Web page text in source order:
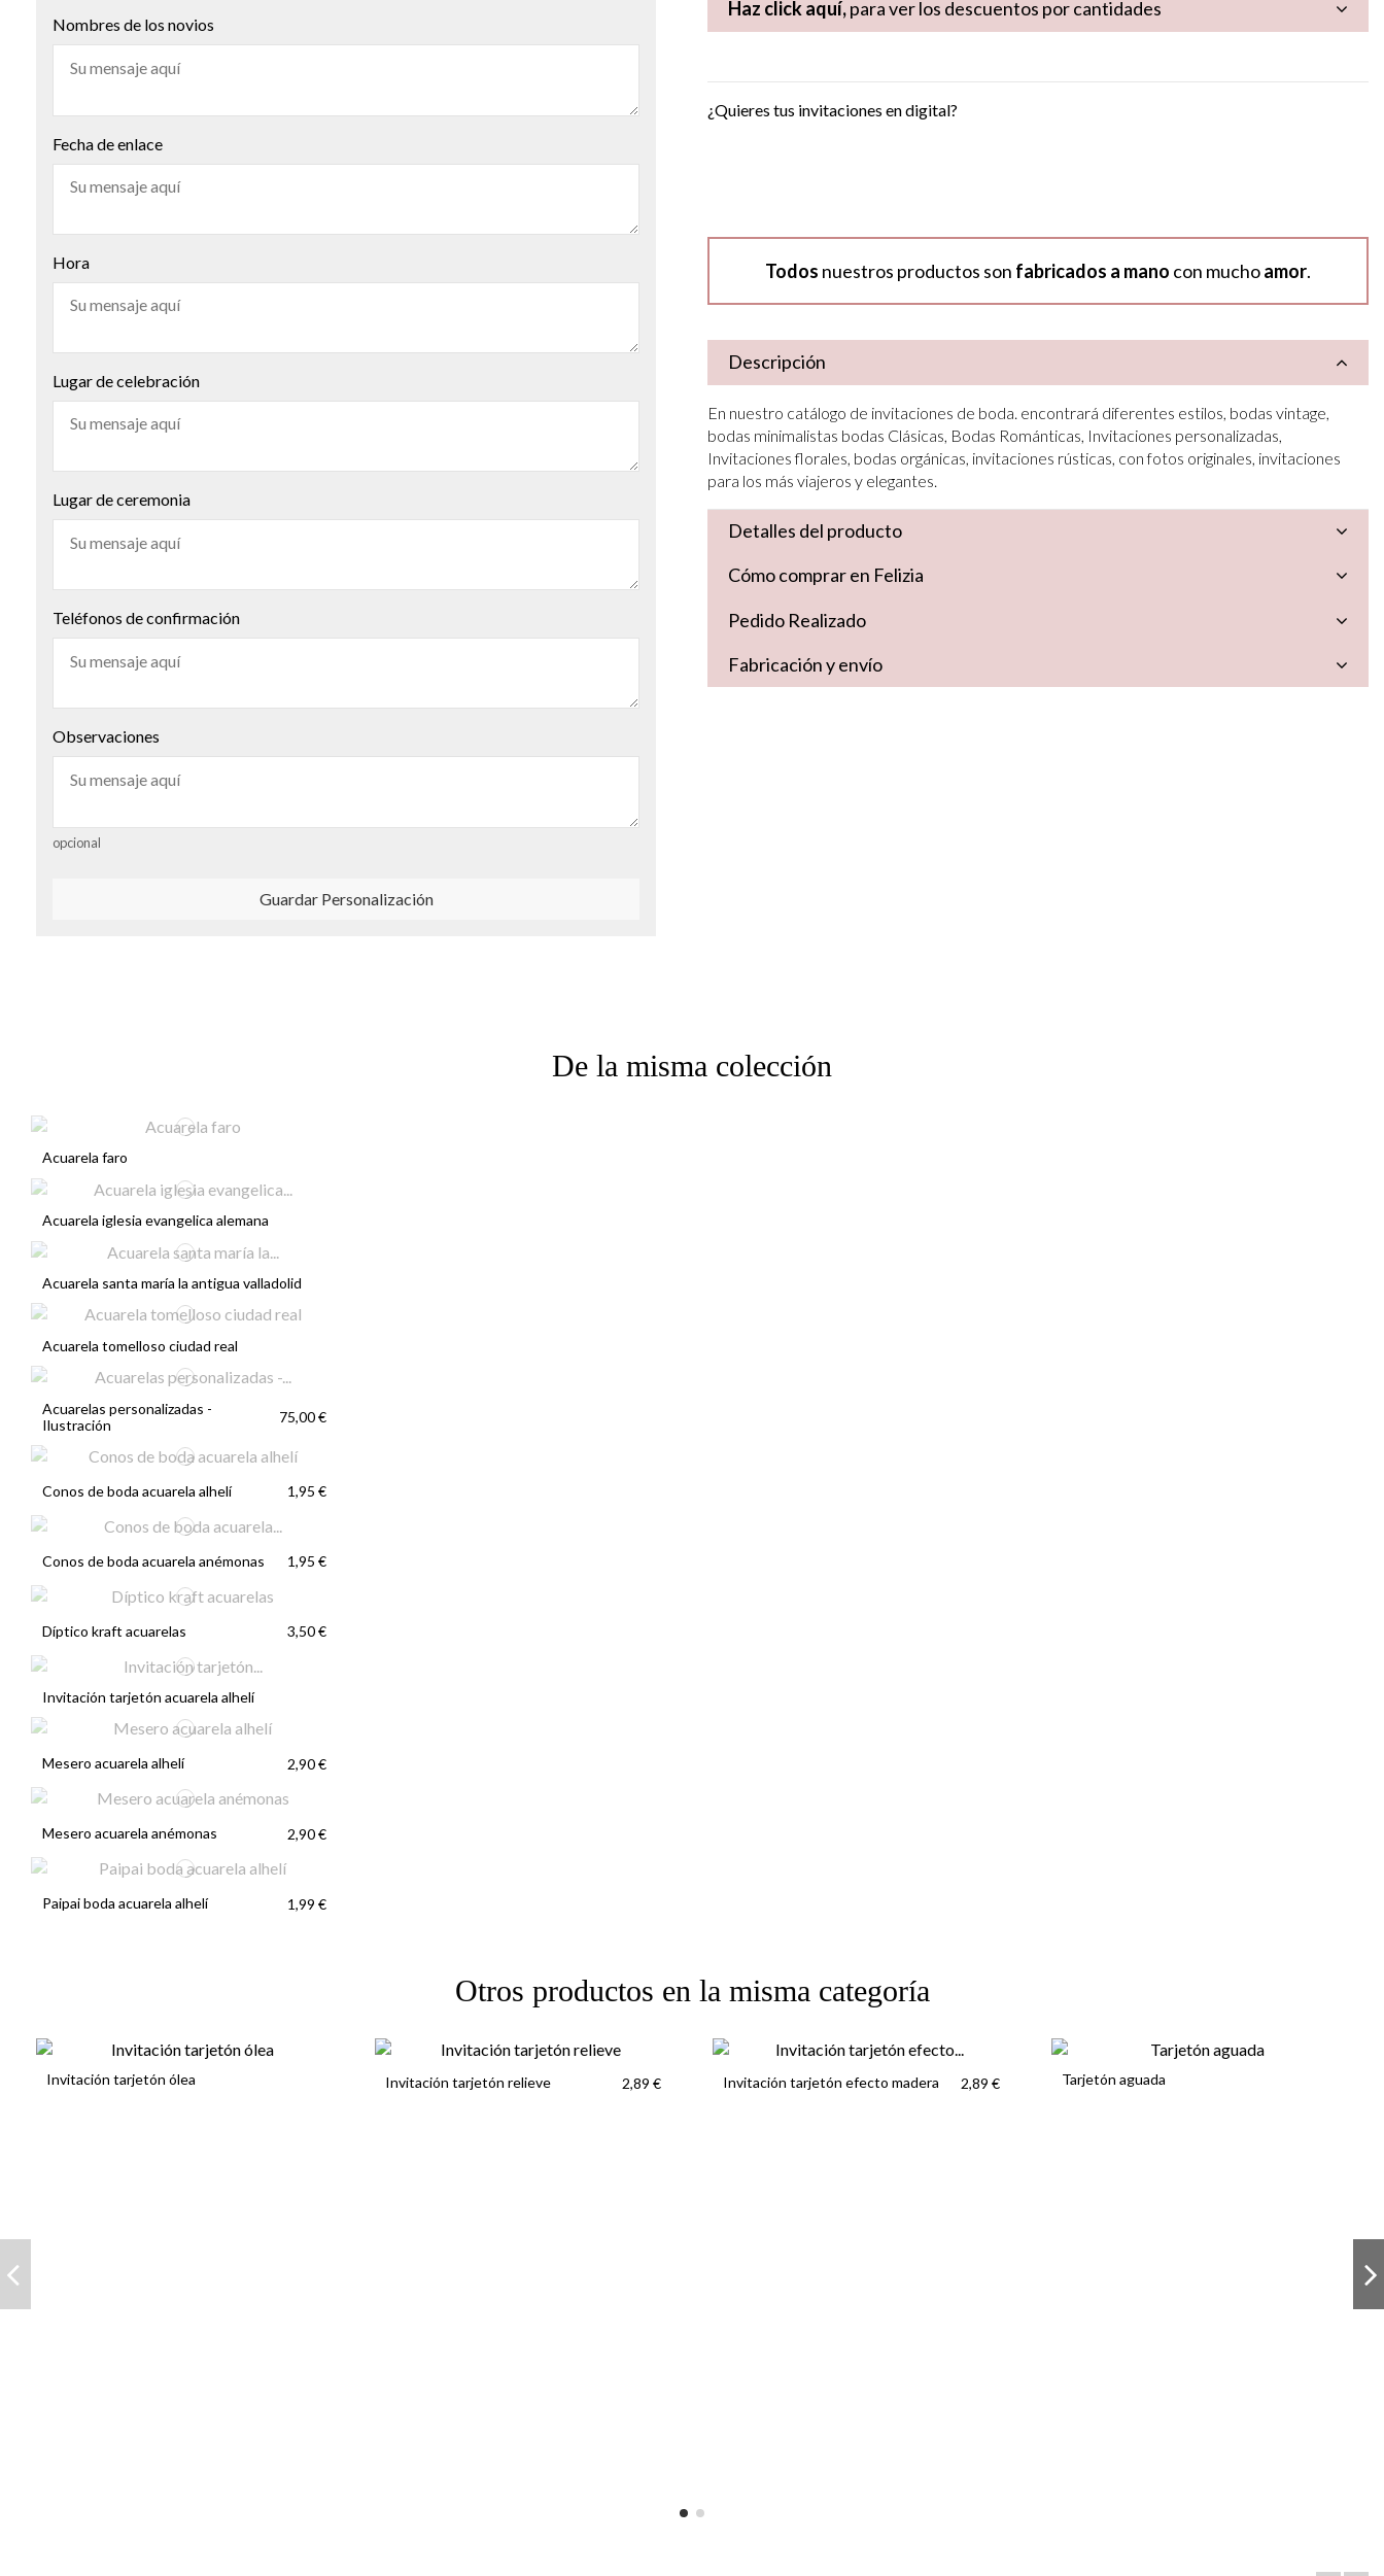
Nombres de los novios
Fecha de enlace
Hora
Lugar de celebración
Lugar de ceremonia
Teléfonos de confirmación
Observaciones
opcional
Guardar Personalización
Haz click aquí,para ver los descuentos por cantidades
¿Quieres tus invitaciones en digital?
Todos nuestros productos son fabricados a mano con muchoamor.
Descripción
En nuestro catálogo de invitaciones de boda. encontrará diferentes estilos, bodas vintage,
bodas minimalistas bodas Clásicas, Bodas Románticas, Invitaciones personalizadas,
Invitaciones florales, bodas orgánicas, invitaciones rústicas, con fotos originales, invitaciones
para los más viajeros y elegantes.
Detalles del producto
Cómo comprar en Felizia
Pedido Realizado
Fabricación y envío
De la misma colección
Acuarela faro
Acuarela iglesia evangelica alemana
Acuarela santa maría la antigua valladolid
Acuarela tomelloso ciudad real
Acuarelas personalizadas -
Ilustración
75,00 €
Conos de boda acuarela alhelí 1,95 €
Conos de boda acuarela anémonas 1,95 €
Díptico kraft acuarelas 3,50 €
Invitación tarjetón acuarela alhelí
Mesero acuarela alhelí 2,90 €
Mesero acuarela anémonas 2,90 €
Paipai boda acuarela alhelí 1,99 €
Otros productos en la misma categoría
Invitación tarjetón ólea Invitación tarjetón relieve 2,89 € Invitación tarjetón efecto madera 2,89 € Tarjetón aguada